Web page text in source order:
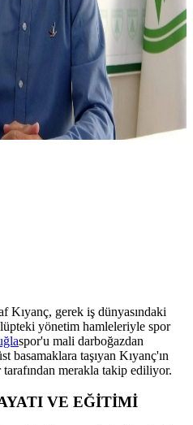
Kıyanç, gerek iş dünyasındaki
yönetim hamleleriyle spor
spor'u mali darboğazdan
basamaklara taşıyan Kıyanç'ın
merakla takip ediliyor.
VE EĞİTİMİ